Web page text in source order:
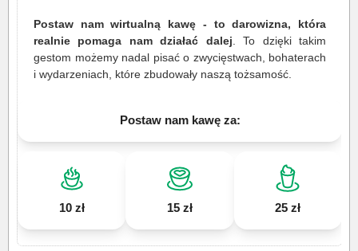
Postaw nam wirtualną kawę - to darowizna, która
realnie pomaga nam działać dalej . To dzięki takim
gestom możemy nadal pisać o zwycięstwach, bohaterach
i wydarzeniach, które zbudowały naszą tożsamość.
Postaw nam kawę za:
10 zł 15 zł 25 zł